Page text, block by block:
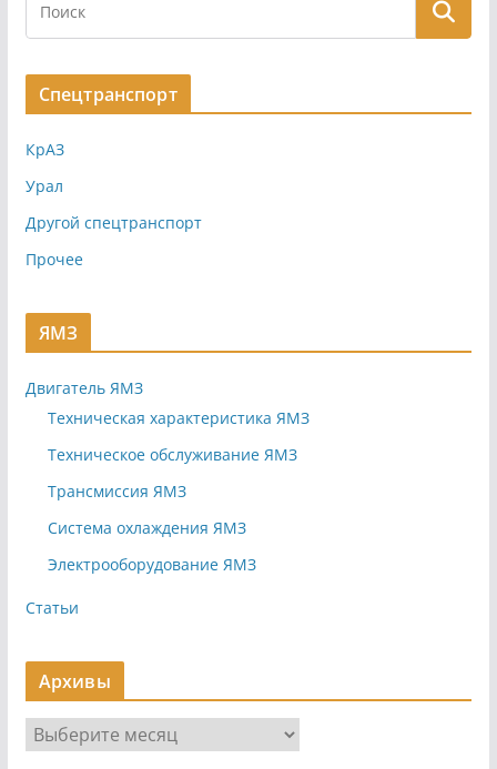
Спецтранспорт
КрАЗ
Урал
Другой спецтранспорт
Прочее
ЯМЗ
Двигатель ЯМЗ
Техническая характеристика ЯМЗ
Техническое обслуживание ЯМЗ
Трансмиссия ЯМЗ
Система охлаждения ЯМЗ
Электрооборудование ЯМЗ
Статьи
Архивы